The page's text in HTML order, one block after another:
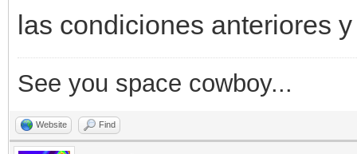
las condiciones anteriores
See you space cowboy...
Website Find